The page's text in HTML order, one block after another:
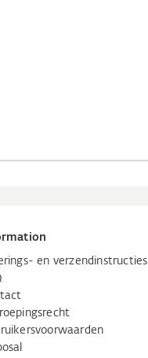
en verzendinstructies